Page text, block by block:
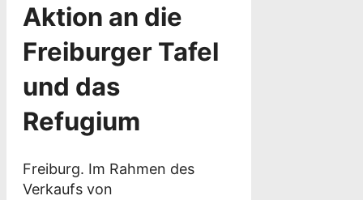
Aktion an die
Freiburger Tafel
und das
Refugium
Freiburg. Im Rahmen des
Verkaufs von